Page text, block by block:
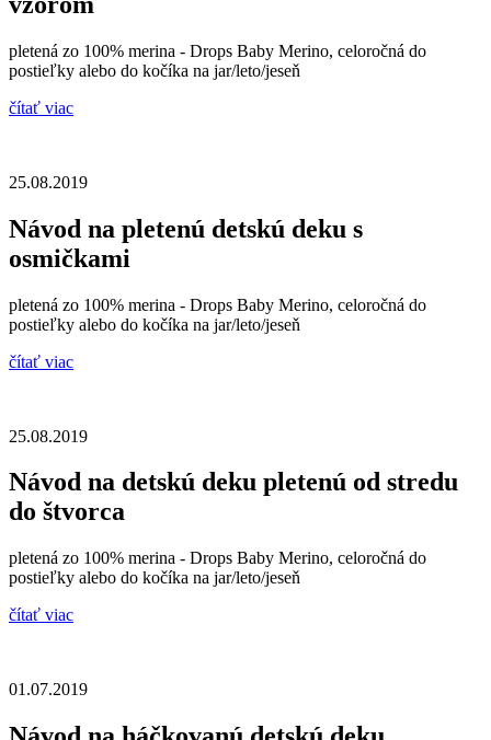
pletená zo 100% merina - Drops Baby Merino, celoročná do
postieľky alebo do kočíka na jar/leto/jeseň
čítať viac
25.08.2019
Návod na pletenú detskú deku s
osmičkami
pletená zo 100% merina - Drops Baby Merino, celoročná do
postieľky alebo do kočíka na jar/leto/jeseň
čítať viac
25.08.2019
Návod na detskú deku pletenú od stredu
do štvorca
pletená zo 100% merina - Drops Baby Merino, celoročná do
postieľky alebo do kočíka na jar/leto/jeseň
čítať viac
01.07.2019